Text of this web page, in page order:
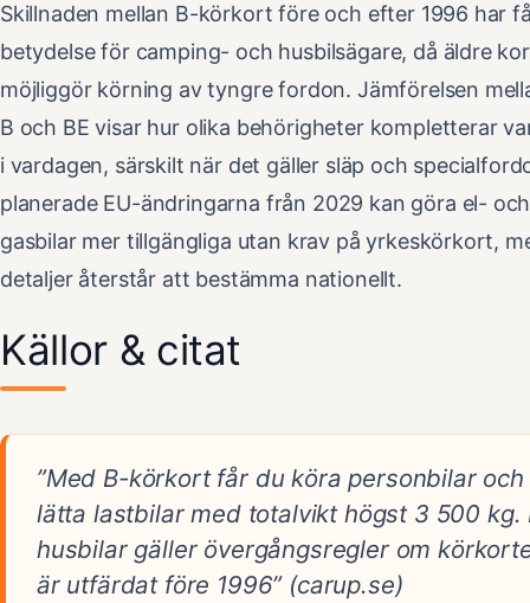
Skillnaden mellan B-körkort före och efter 1996 har
betydelse för camping- och husbilsägare, då äldre
möjliggör körning av tyngre fordon. Jämförelsen
B och BE visar hur olika behörigheter kompletterar
i vardagen, särskilt när det gäller släp och
planerade EU-ändringarna från 2029 kan göra el- och
gasbilar mer tillgängliga utan krav på yrkeskörkort,
detaljer återstår att bestämma nationellt.
Källor & citat
”Med B-körkort får du köra personbilar och
lätta lastbilar med totalvikt högst 3 500 kg.
husbilar gäller övergångsregler om
är utfärdat före 1996” (carup.se)